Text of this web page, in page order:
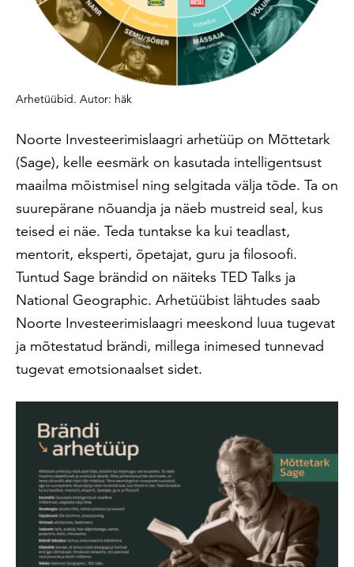
Arhetüübid. Autor: häk
Noorte Investeerimislaagri arhetüüp on Mõttetark
(Sage), kelle eesmärk on kasutada intelligentsust
maailma mõistmisel ning selgitada välja tõde. Ta on
suurepärane nõuandja ja näeb mustreid seal, kus
teised ei näe. Teda tuntakse ka kui teadlast,
mentorit, eksperti, õpetajat, guru ja filosoofi.
Tuntud Sage brändid on näiteks TED Talks ja
National Geographic. Arhetüübist lähtudes saab
Noorte Investeerimislaagri meeskond luua tugevat
ja mõtestatud brändi, millega inimesed tunnevad
tugevat emotsionaalset sidet.